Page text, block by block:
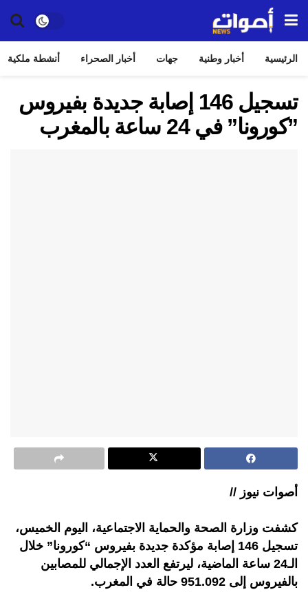
الرئيسية أخبار وطنية جهات أخبار الصحراء أنشطة ملكية
تسجيل 146 إصابة جديدة بفيروس
”كورونا” في 24 ساعة بالمغرب
أصوات نيوز //
كشفت وزارة الصحة والحماية الاجتماعية، اليوم الخميس،
تسجيل 146 إصابة مؤكدة جديدة بفيروس “كورونا” خلال
الـ24 ساعة الماضية، ليرتفع العدد الإجمالي للمصابين
بالفيروس إلى 951.092 حالة في المغرب.